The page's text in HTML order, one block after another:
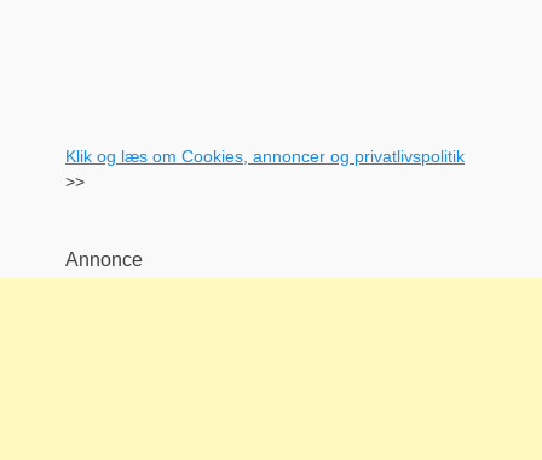
Klik og læs om Cookies, annoncer og privatlivspolitik
>>
Annonce